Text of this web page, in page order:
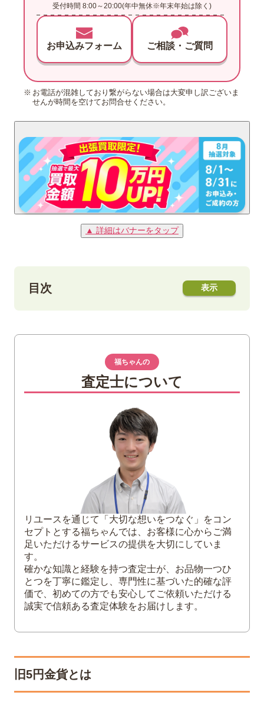
受付時間 8:00～20:00(年中無休※年末年始は除く)
お申込みフォーム ご相談・ご質問
お電話が混雑しており繋がらない場合は大変申し訳ございま
せんが時間を空けてお問合せください。
▲ 詳細はバナーをタップ
目次
旧5円金貨の種類や特徴
旧5円金貨の買取価格アップのコツ
明治12年銘の「幻の旧5円金貨」と明治3
年銘の「明瞭ウロコ」
福ちゃんの
査定士について
リユースを通じて「大切な想いをつなぐ」をコン
セプトとする福ちゃんでは、お客様に心からご満
足いただけるサービスの提供を大切にしていま
す。
確かな知識と経験を持つ査定士が、お品物一つひ
とつを丁寧に鑑定し、専門性に基づいた的確な評
価で、初めての方でも安心してご依頼いただける
誠実で信頼ある査定体験をお届けします。
旧5円金貨とは